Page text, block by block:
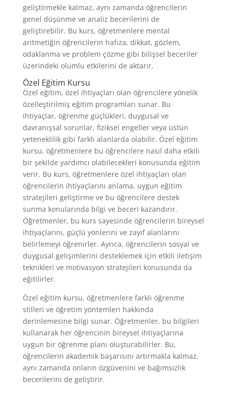
geliştirmekle kalmaz, aynı zamanda öğrencilerin
genel düşünme ve analiz becerilerini de
geliştirebilir. Bu kurs, öğretmenlere mental
aritmetiğin öğrencilerin hafıza, dikkat, gözlem,
odaklanma ve problem çözme gibi bilişsel beceriler
üzerindeki olumlu etkilerini de aktarır.
Özel Eğitim Kursu
Özel eğitim, özel ihtiyaçları olan öğrencilere yönelik
özelleştirilmiş eğitim programları sunar. Bu
ihtiyaçlar, öğrenme güçlükleri, duygusal ve
davranışsal sorunlar, fiziksel engeller veya üstün
yeteneklilik gibi farklı alanlarda olabilir. Özel eğitim
kursu, öğretmenlere bu öğrencilere nasıl daha etkili
bir şekilde yardımcı olabilecekleri konusunda eğitim
verir. Bu kurs, öğretmenlere özel ihtiyaçları olan
öğrencilerin ihtiyaçlarını anlama, uygun eğitim
stratejileri geliştirme ve bu öğrencilere destek
sunma konularında bilgi ve beceri kazandırır.
Öğretmenler, bu kurs sayesinde öğrencilerin bireysel
ihtiyaçlarını, güçlü yönlerini ve zayıf alanlarını
belirlemeyi öğrenirler. Ayrıca, öğrencilerin sosyal ve
duygusal gelişimlerini desteklemek için etkili iletişim
teknikleri ve motivasyon stratejileri konusunda da
eğitilirler.
Özel eğitim kursu, öğretmenlere farklı öğrenme
stilleri ve öğretim yöntemleri hakkında
derinlemesine bilgi sunar. Öğretmenler, bu bilgileri
kullanarak her öğrencinin bireysel ihtiyaçlarına
uygun bir öğrenme planı oluşturabilirler. Bu,
öğrencilerin akademik başarısını artırmakla kalmaz,
aynı zamanda onların özgüvenini ve bağımsızlık
becerilerini de geliştirir.